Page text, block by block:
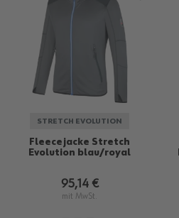
STRETCH EVOLUTION
Fleecejacke Stretch
Evolution blau/royal
95,14 €
mit MwSt.